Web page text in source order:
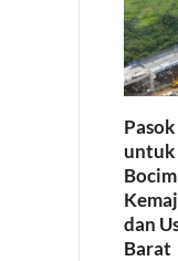
untuk
dan
Barat